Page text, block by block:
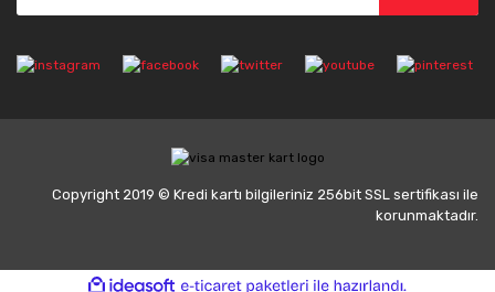
Copyright 2019 © Kredi kartı bilgileriniz 256bit SSL sertifikası ile
korunmaktadır.
ideasoft e-